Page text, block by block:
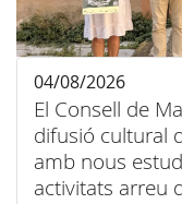
El Consell de
difusió cultural
amb nous
activitats arreu
04/08/2026